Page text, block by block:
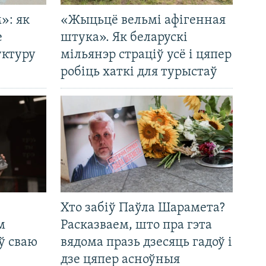
як
«Жыцьцё вельмі афігенная
штука». Як беларускі
мільянэр страціў усё і цяпер
робіць хаткі для турыстаў
сваю
Хто забіў Паўла Шарамета?
Расказваем, што пра гэта
вядома празь дзесяць гадоў і
дзе цяпер асноўныя